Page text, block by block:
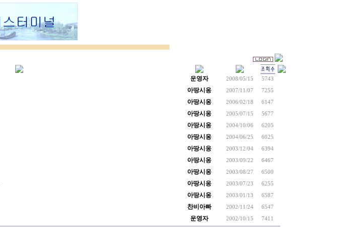
운영자 2008/05/15 5743
아땅시옹 2007/11/07 7255
아땅시옹 2006/02/18 6147
아땅시옹 2005/07/15 5677
아땅시옹 2004/10/06 6205
아땅시옹 2004/06/25 6025
아땅시옹 2003/12/04 6394
아땅시옹 2003/09/22 6467
아땅시옹 2003/08/27 6500
아땅시옹 2003/07/23 6255
아땅시옹 2003/01/13 6587
찬비아빠 2002/11/24 6547
운영자 2002/10/15 7411